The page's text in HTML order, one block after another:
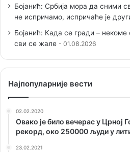
Бојанић: Србија мора да сними
не испричамо, испричаће је
Бојанић: Када се гради –
сви се жале
01.08.2026
Наjпопуларније вести
02.02.2020
Овако је било вечерас у Црној
рекорд, око 250000 људи у
23.02.2021